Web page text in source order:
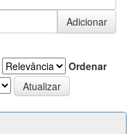
Ordenar